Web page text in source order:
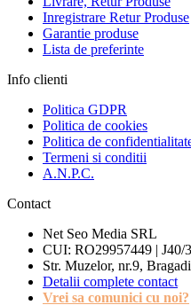
Inregistrare Retur Produse
Garantie produse
Lista de preferinte
Info clienti
Politica GDPR
Politica de cookies
Politica de
Termeni si conditii
A.N.P.C.
Contact
Net Seo Media SRL
CUI: RO29957449 | J40/
Str. Muzelor, nr.9,
Detalii complete contact
Vrei sa comunici cu noi?